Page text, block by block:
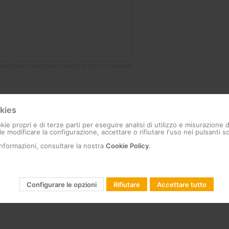
propri e di terze parti per eseguire analisi di utilizzo e misurazione
modificare la configurazione, accettare o rifiutare l'uso nei pulsanti
consultare la nostra Cookie Policy.
Configurare le opzioni Rifiutare Accettare tutto